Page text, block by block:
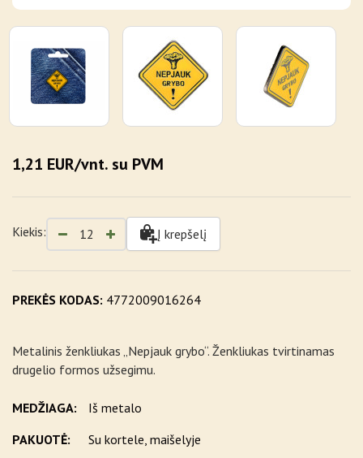
PREKĖS KODAS: 4772009016264
Metalinis ženkliukas „Nepjauk grybo“. Ženkliukas tvirtinamas
drugelio formos užsegimu.
MEDŽIAGA:
Iš metalo
PAKUOTĖ:
Su kortele, maišelyje
1,21 EUR/vnt. su PVM
Kiekis: Į krepšelį